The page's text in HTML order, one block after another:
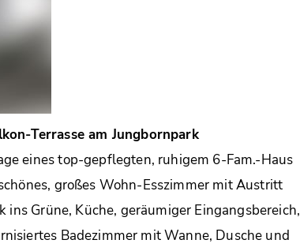
Terrasse am Jungbornpark
eines top-gepflegten, ruhigem 6-Fam.-Haus
großes Wohn-Esszimmer mit Austritt
Grüne, Küche, geräumiger Eingangsbereich,
Badezimmer mit Wanne, Dusche und